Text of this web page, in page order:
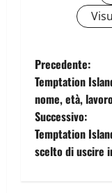
Precedente:
Temptation
nome, età,
Successivo:
Temptation
scelto di uscire